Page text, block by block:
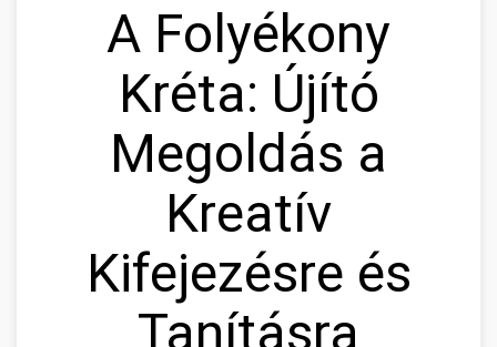
A Folyékony
Kréta: Újító
Megoldás a
Kreatív
Kifejezésre és
Tanításra